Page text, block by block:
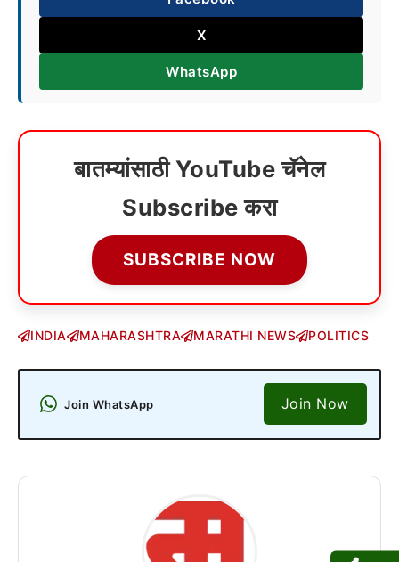
X
WhatsApp
बातम्यांसाठी YouTube चॅनेल
Subscribe करा
SUBSCRIBE NOW
INDIA MAHARASHTRA MARATHI NEWS POLITICS
Join WhatsApp Join Now